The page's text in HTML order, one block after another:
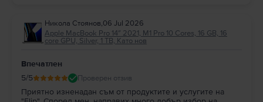
Никола Стоянов,06 Jul 2026
Apple MacBook Pro 14″ 2021, M1 Pro 10 Cores, 16 GB, 16
core GPU, Silver, 1 TB, Като нов
Впечатлен
5/5 Проверен отзив
Приятно изненадан съм от продуктите и услугите на